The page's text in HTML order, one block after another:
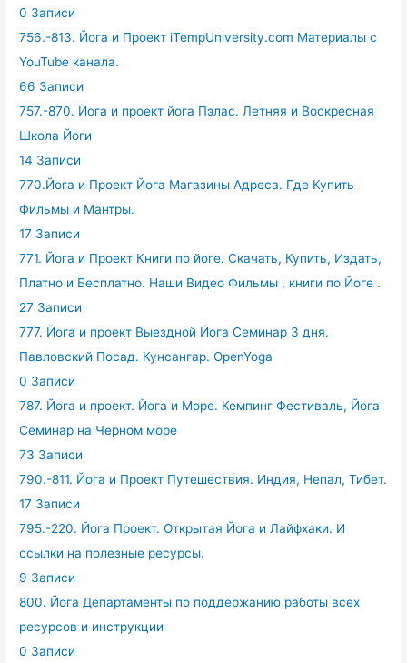
0 Записи
756.-813. Йога и Проект iTempUniversity.com Материалы с
YouTube канала.
66 Записи
757.-870. Йога и проект йога Пэлас. Летняя и Воскресная
Школа Йоги
14 Записи
770.Йога и Проект Йога Магазины Адреса. Где Купить
Фильмы и Мантры.
17 Записи
771. Йога и Проект Книги по йоге. Скачать, Купить, Издать,
Платно и Бесплатно. Наши Видео Фильмы , книги по Йоге .
27 Записи
777. Йога и проект Выездной Йога Семинар 3 дня.
Павловский Посад. Кунсангар. OpenYoga
0 Записи
787. Йога и проект. Йога и Море. Кемпинг Фестиваль, Йога
Семинар на Черном море
73 Записи
790.-811. Йога и Проект Путешествия. Индия, Непал, Тибет.
17 Записи
795.-220. Йога Проект. Открытая Йога и Лайфхаки. И
ссылки на полезные ресурсы.
9 Записи
800. Йога Департаменты по поддержанию работы всех
ресурсов и инструкции
0 Записи